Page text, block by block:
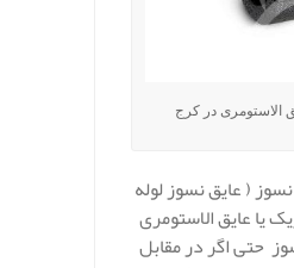
الاستومری در کرج
( عایق نسوز لوله
یا عایق الاستومری
حتی اگر در مقابل